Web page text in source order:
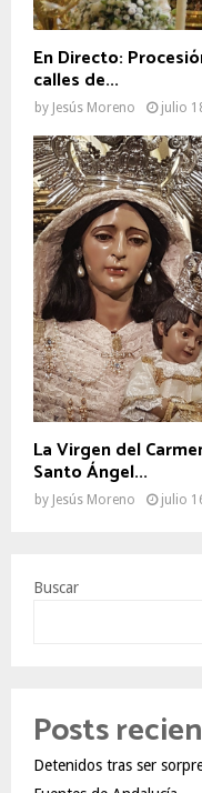
En Directo:
calles de...
by Jesús Moreno julio
La Virgen del
Santo Ángel...
by Jesús Moreno julio
Buscar
Posts
Detenidos tras ser